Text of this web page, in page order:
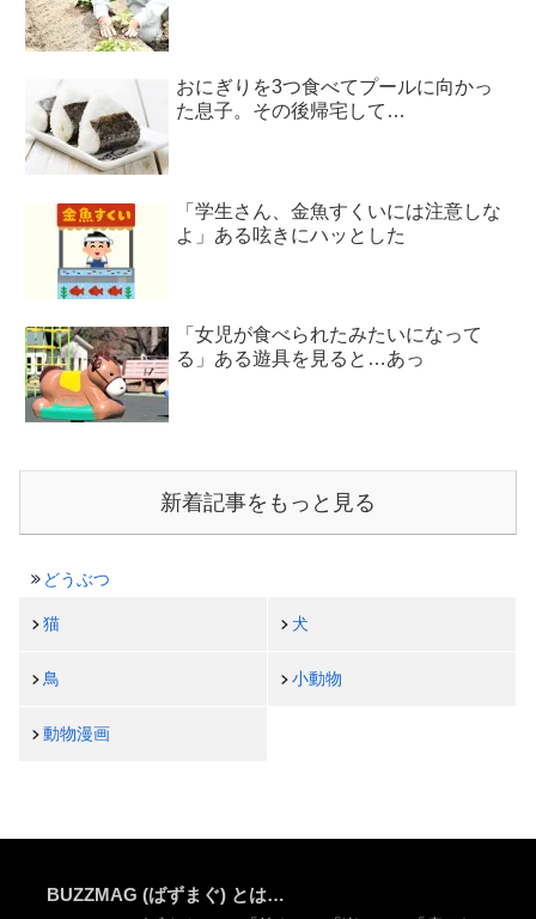
おにぎりを3つ食べてプールに向かっ
た息子。その後帰宅して…
「学生さん、金魚すくいには注意しな
よ」ある呟きにハッとした
「女児が食べられたみたいになって
る」ある遊具を見ると…あっ
新着記事をもっと見る
どうぶつ
猫 犬
鳥 小動物
動物漫画
BUZZMAG (ばずまぐ) とは…